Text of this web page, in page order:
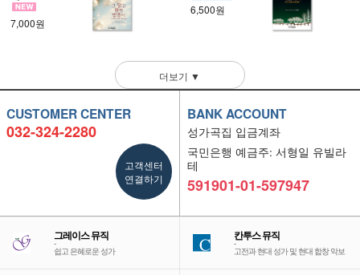
7,000원
6,500원
더보기 ▼
CUSTOMER CENTER
032-324-2280
고객센터
연결하기
BANK ACCOUNT
성가곡집 입금계좌
국민은행 예금주: 서형일 유빌라
테
591901-01-597947
그레이스 뮤직
-
쉽고 은혜로운 성가
칸투스 뮤직
-
고전과 현대 성가 및 현대 합창 악보